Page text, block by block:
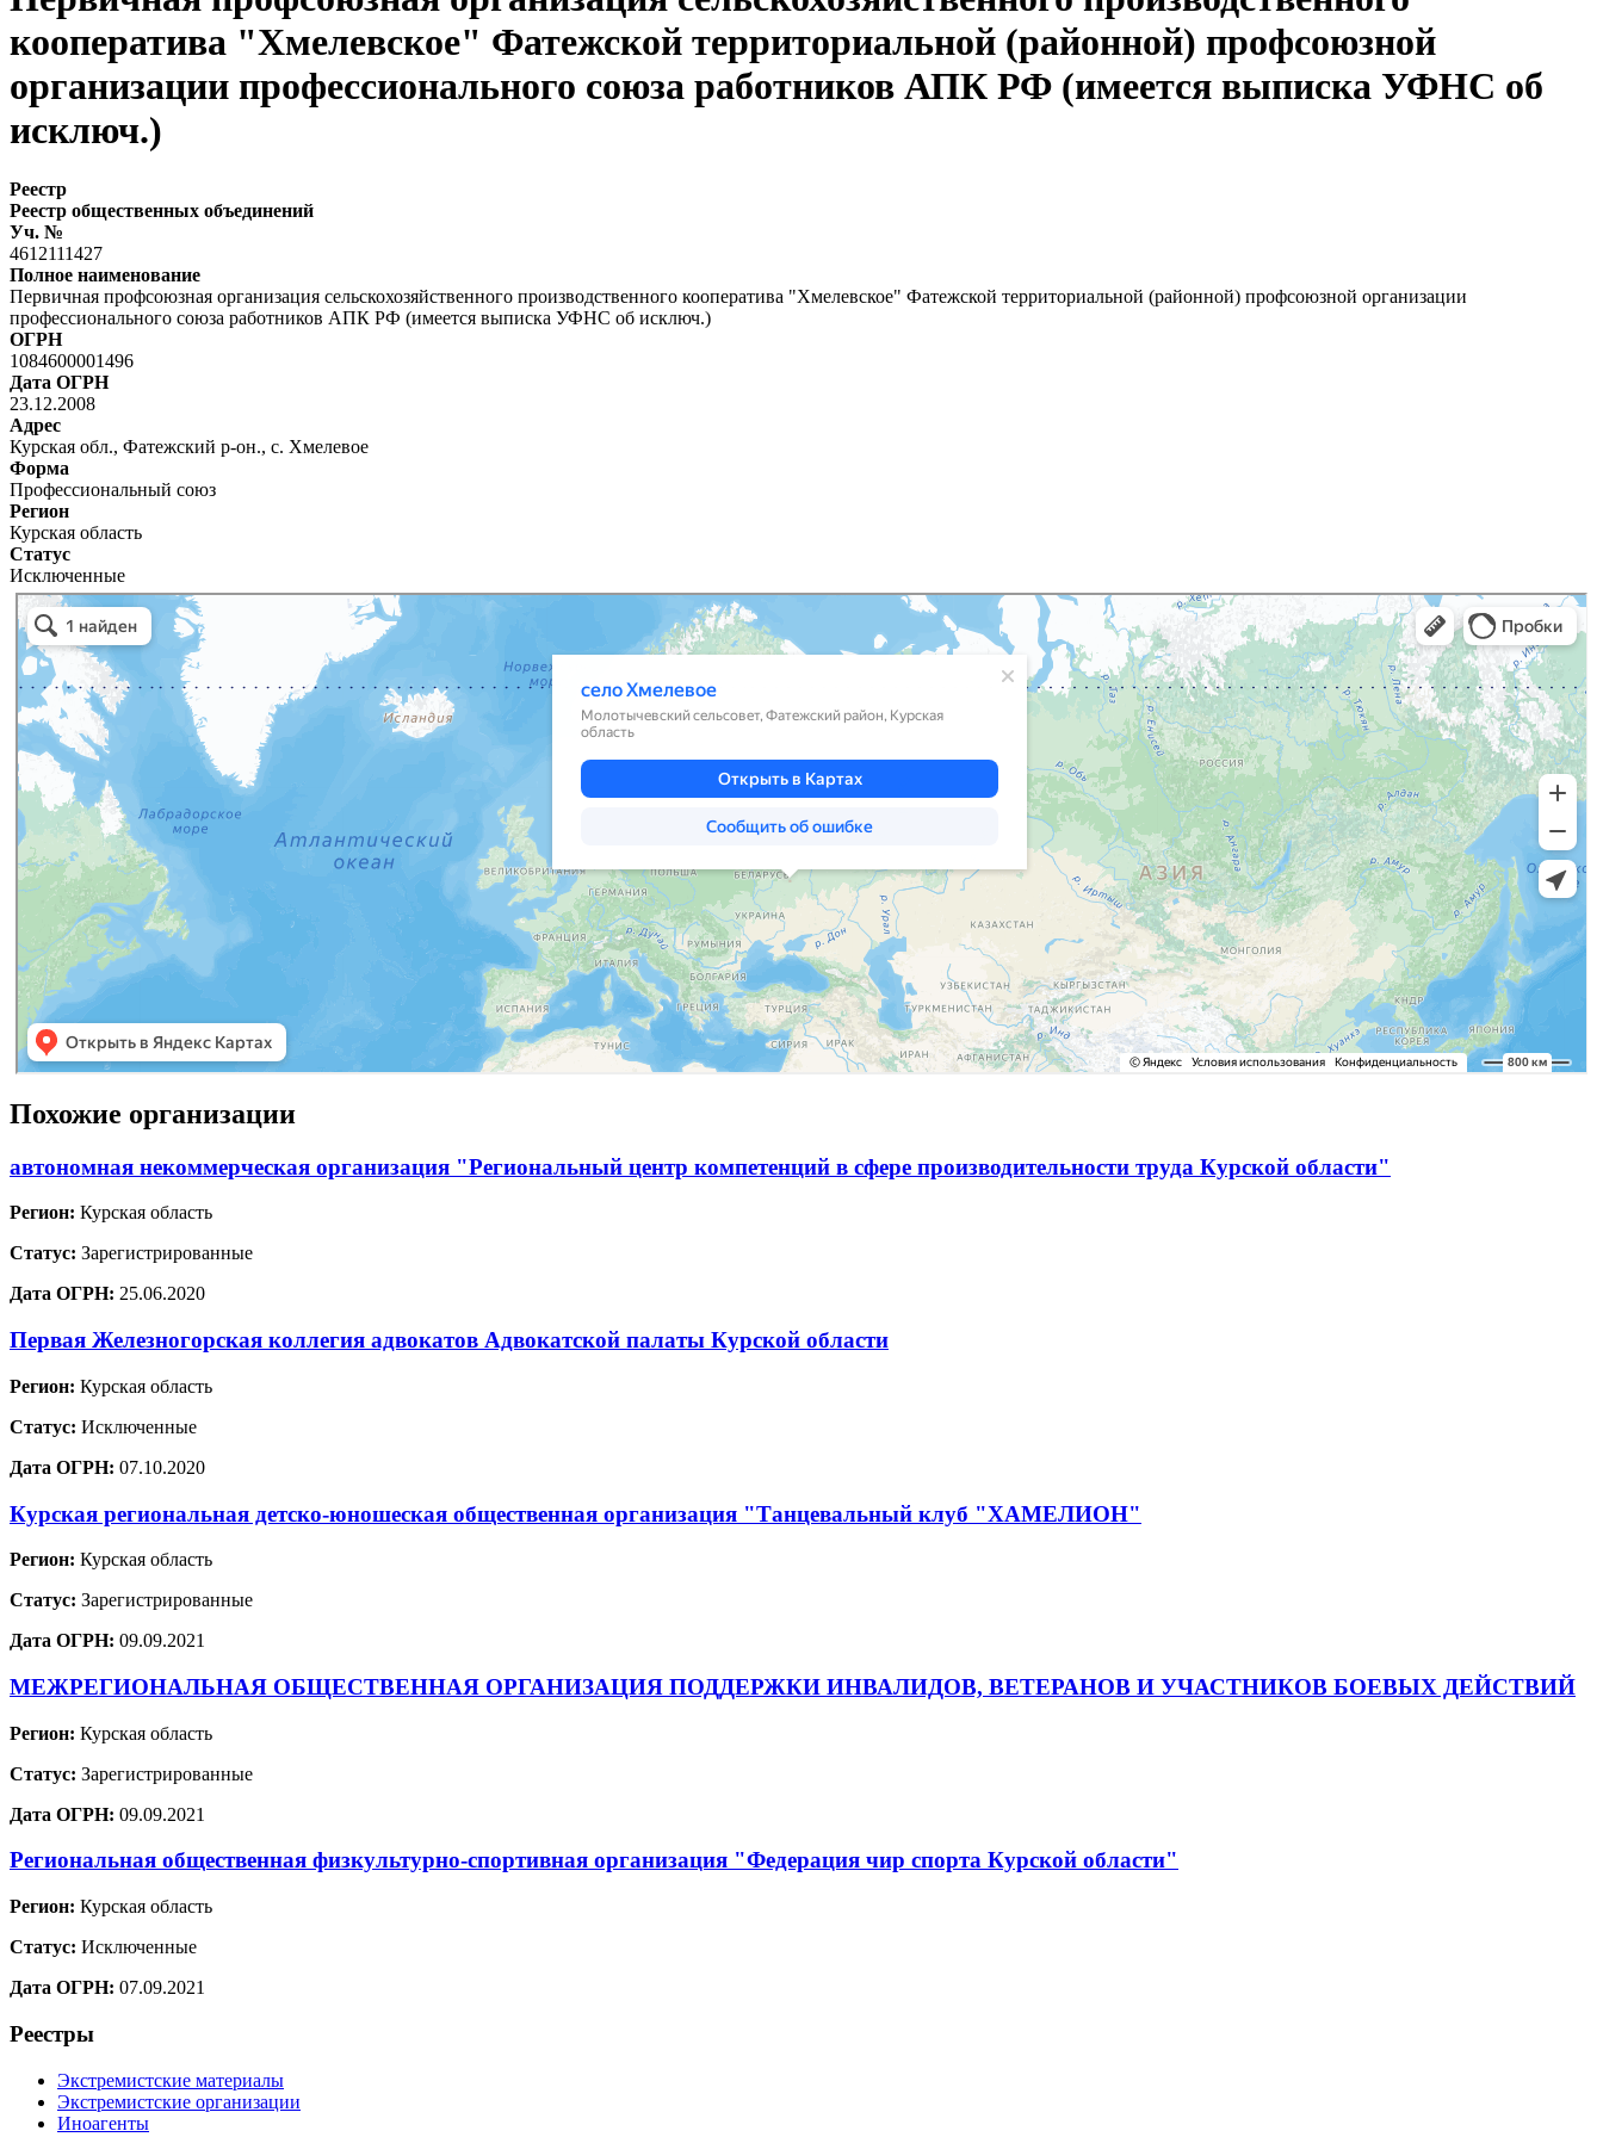
кооператива "Хмелевское" Фатежской территориальной (районной) профсоюзной
организации профессионального союза работников АПК РФ (имеется выписка УФНС об
исключ.)
Реестр
Реестр общественных объединений
Уч. №
4612111427
Полное наименование
Первичная профсоюзная организация сельскохозяйственного производственного кооператива "Хмелевское" Фатежской территориальной (районной) профсоюзной организации
профессионального союза работников АПК РФ (имеется выписка УФНС об исключ.)
ОГРН
1084600001496
Дата ОГРН
23.12.2008
Адрес
Курская обл., Фатежский р-он., с. Хмелевое
Форма
Профессиональный союз
Регион
Курская область
Статус
Исключенные
Похожие организации
автономная некоммерческая организация "Региональный центр компетенций в сфере производительности труда Курской области"
Регион: Курская область
Статус: Зарегистрированные
Дата ОГРН: 25.06.2020
Первая Железногорская коллегия адвокатов Адвокатской палаты Курской области
Регион: Курская область
Статус: Исключенные
Дата ОГРН: 07.10.2020
Курская региональная детско-юношеская общественная организация "Танцевальный клуб "ХАМЕЛИОН"
Регион: Курская область
Статус: Зарегистрированные
Дата ОГРН: 09.09.2021
МЕЖРЕГИОНАЛЬНАЯ ОБЩЕСТВЕННАЯ ОРГАНИЗАЦИЯ ПОДДЕРЖКИ ИНВАЛИДОВ, ВЕТЕРАНОВ И УЧАСТНИКОВ БОЕВЫХ ДЕЙСТВИЙ
Регион: Курская область
Статус: Зарегистрированные
Дата ОГРН: 09.09.2021
Региональная общественная физкультурно-спортивная организация "Федерация чир спорта Курской области"
Регион: Курская область
Статус: Исключенные
Дата ОГРН: 07.09.2021
Реестры
Экстремистские материалы
Экстремистские организации
Иноагенты